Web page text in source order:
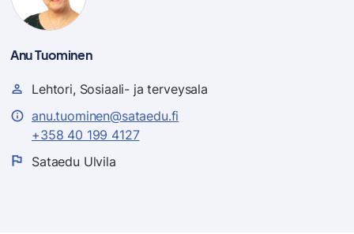
Anu Tuominen
Lehtori, Sosiaali- ja terveysala
anu.tuominen@sataedu.fi
+358 40 199 4127
Sataedu Ulvila